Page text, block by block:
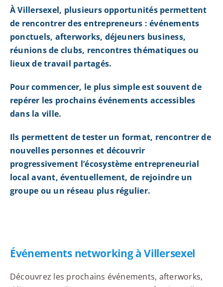
À Villersexel, plusieurs opportunités permettent
de rencontrer des entrepreneurs : événements
ponctuels, afterworks, déjeuners business,
réunions de clubs, rencontres thématiques ou
lieux de travail partagés.
Pour commencer, le plus simple est souvent de
repérer les prochains événements accessibles
dans la ville.
Ils permettent de tester un format, rencontrer de
nouvelles personnes et découvrir
progressivement l’écosystème entrepreneurial
local avant, éventuellement, de rejoindre un
groupe ou un réseau plus régulier.
Événements networking à Villersexel
Découvrez les prochains événements, afterworks,